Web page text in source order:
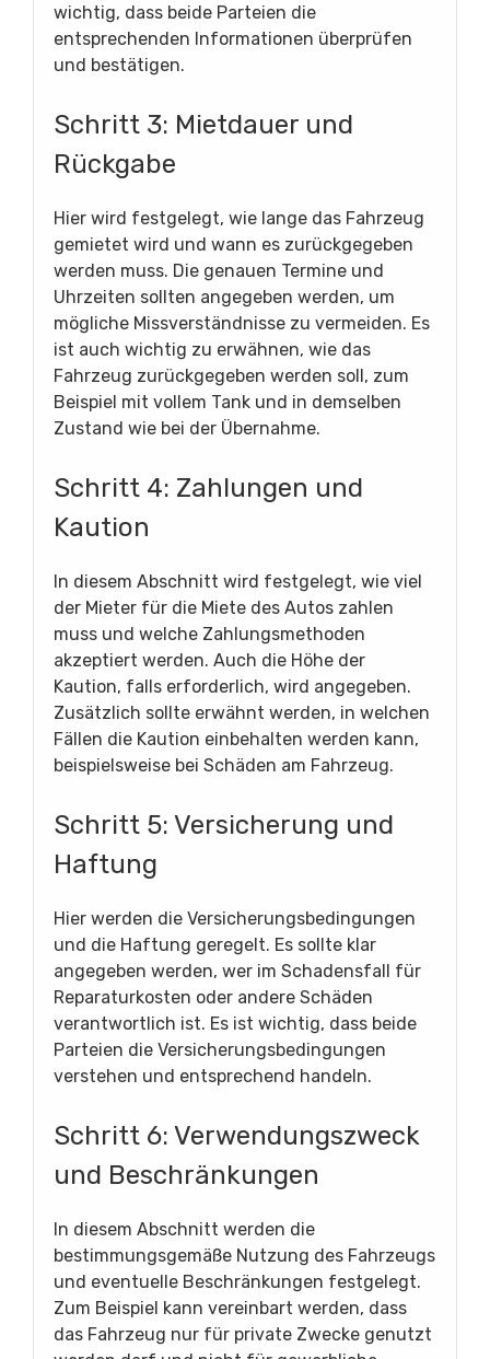
wichtig, dass beide Parteien die
entsprechenden Informationen überprüfen
und bestätigen.
Schritt 3: Mietdauer und
Rückgabe
Hier wird festgelegt, wie lange das Fahrzeug
gemietet wird und wann es zurückgegeben
werden muss. Die genauen Termine und
Uhrzeiten sollten angegeben werden, um
mögliche Missverständnisse zu vermeiden. Es
ist auch wichtig zu erwähnen, wie das
Fahrzeug zurückgegeben werden soll, zum
Beispiel mit vollem Tank und in demselben
Zustand wie bei der Übernahme.
Schritt 4: Zahlungen und
Kaution
In diesem Abschnitt wird festgelegt, wie viel
der Mieter für die Miete des Autos zahlen
muss und welche Zahlungsmethoden
akzeptiert werden. Auch die Höhe der
Kaution, falls erforderlich, wird angegeben.
Zusätzlich sollte erwähnt werden, in welchen
Fällen die Kaution einbehalten werden kann,
beispielsweise bei Schäden am Fahrzeug.
Schritt 5: Versicherung und
Haftung
Hier werden die Versicherungsbedingungen
und die Haftung geregelt. Es sollte klar
angegeben werden, wer im Schadensfall für
Reparaturkosten oder andere Schäden
verantwortlich ist. Es ist wichtig, dass beide
Parteien die Versicherungsbedingungen
verstehen und entsprechend handeln.
Schritt 6: Verwendungszweck
und Beschränkungen
In diesem Abschnitt werden die
bestimmungsgemäße Nutzung des Fahrzeugs
und eventuelle Beschränkungen festgelegt.
Zum Beispiel kann vereinbart werden, dass
das Fahrzeug nur für private Zwecke genutzt